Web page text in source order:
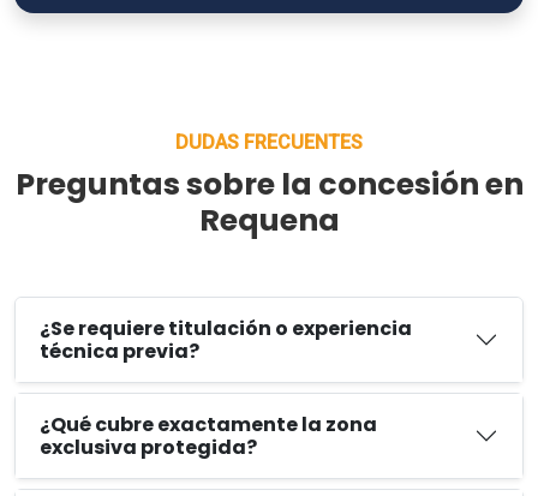
DUDAS FRECUENTES
Preguntas sobre la concesión en
Requena
¿Se requiere titulación o experiencia
técnica previa?
¿Qué cubre exactamente la zona
exclusiva protegida?